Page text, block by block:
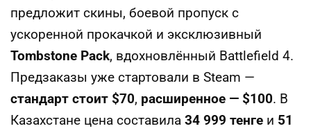
предложит скины, боевой пропуск с
ускоренной прокачкой и эксклюзивный
Tombstone Pack, вдохновлённый Battlefield 4.
Предзаказы уже стартовали в Steam —
стандарт стоит $70, расширенное — $100. В
Казахстане цена составила 34 999 тенге и 51